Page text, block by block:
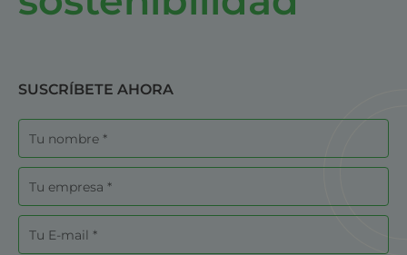
SUSCRÍBETE AHORA
Nombre
Empresa
Correo
electrónico